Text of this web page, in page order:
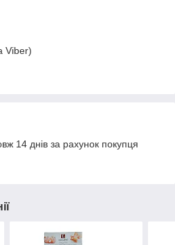
Viber)
14 днів за рахунок покупця